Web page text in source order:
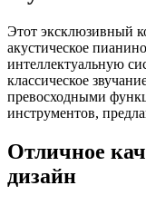
Этот эксклюзивный
акустическое
интеллектуальную
классическое
превосходными
инструментов,
Отличное
дизайн